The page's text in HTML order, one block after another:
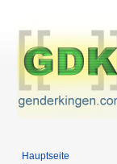
Hauptseite